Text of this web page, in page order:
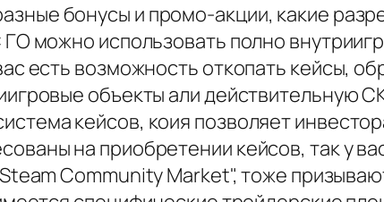
бонусы и промо-акции, какие
можно использовать полно
есть возможность откопать кейсы,
объекты али действительную
кейсов, коия позволяет
на приобретении кейсов, так у
Community Market", тоже